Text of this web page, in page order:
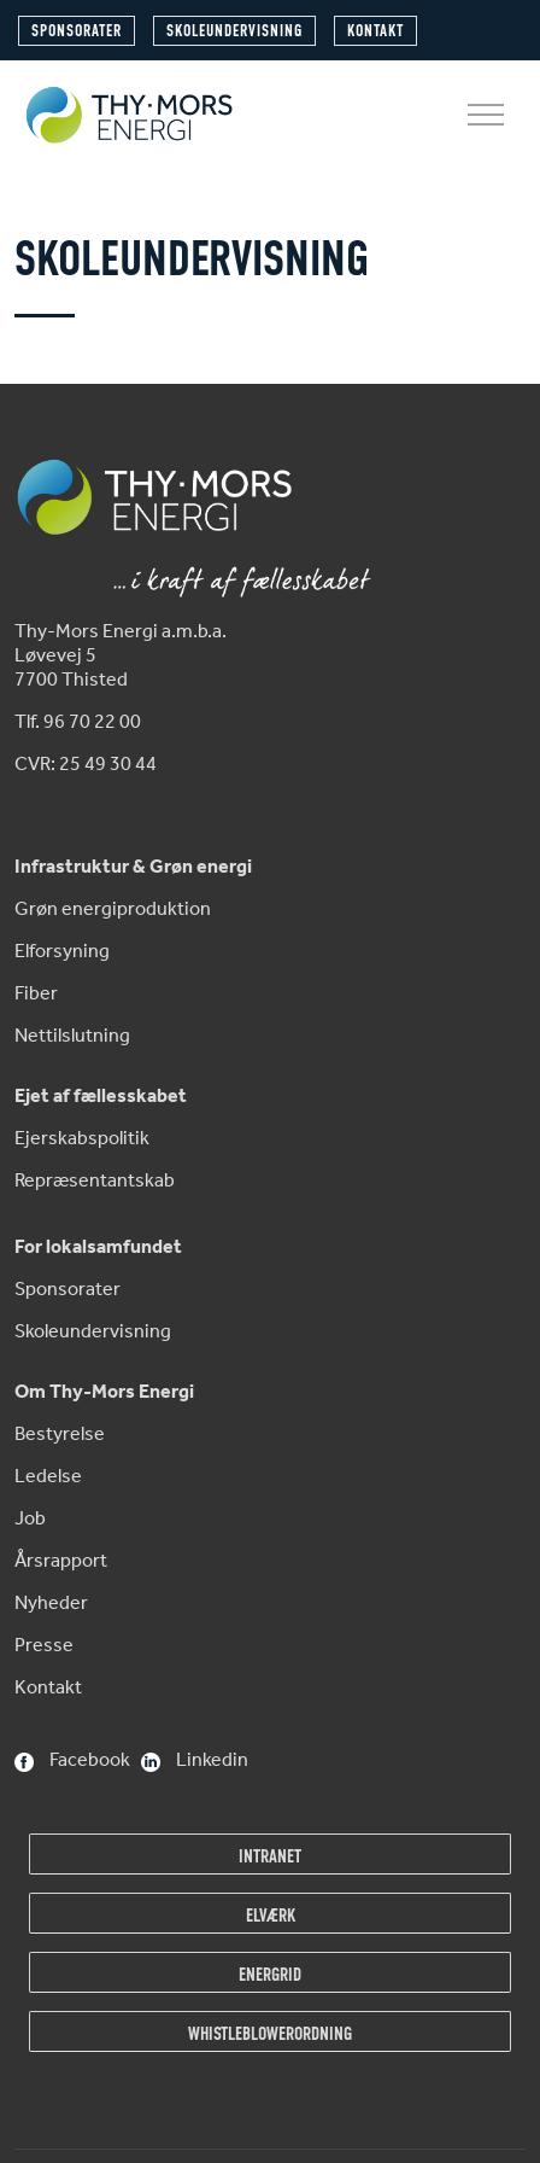
SPONSORATER SKOLEUNDERVISNING KONTAKT
SKOLEUNDERVISNING
Thy-Mors Energi a.m.b.a.
Løvevej 5
7700 Thisted
Tlf. 96 70 22 00
CVR: 25 49 30 44
Infrastruktur & Grøn energi
Grøn energiproduktion
Elforsyning
Fiber
Nettilslutning
Ejet af fællesskabet
Ejerskabspolitik
Repræsentantskab
For lokalsamfundet
Sponsorater
Skoleundervisning
Om Thy-Mors Energi
Bestyrelse
Ledelse
Job
Årsrapport
Nyheder
Presse
Kontakt
Facebook
Linkedin
INTRANET
ELVÆRK
ENERGRID
WHISTLEBLOWERORDNING